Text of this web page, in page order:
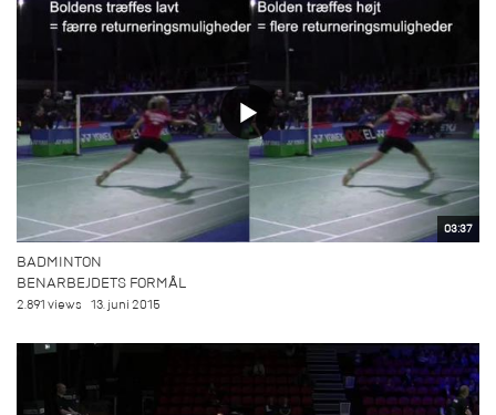
03:37
BADMINTON
BENARBEJDETS FORMÅL
2.891 views 13. juni 2015